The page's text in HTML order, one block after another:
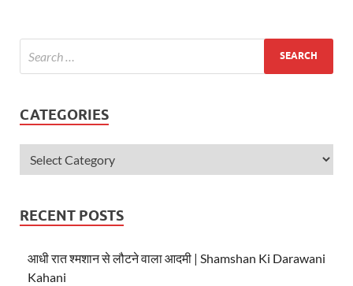
A
p
p
o
k
CATEGORIES
RECENT POSTS
आधी रात श्मशान से लौटने वाला आदमी | Shamshan Ki Darawani
Kahani